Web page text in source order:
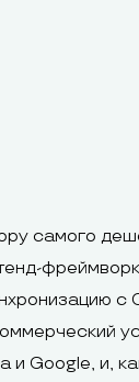
самого
с
Google, и,